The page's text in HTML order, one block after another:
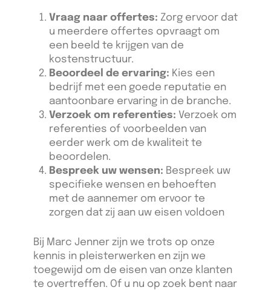
Vraag naar offertes: Zorg ervoor dat
u meerdere offertes opvraagt om
een beeld te krijgen van de
kostenstructuur.
Beoordeel de ervaring: Kies een
bedrijf met een goede reputatie en
aantoonbare ervaring in de branche.
Verzoek om referenties: Verzoek om
referenties of voorbeelden van
eerder werk om de kwaliteit te
beoordelen.
Bespreek uw wensen: Bespreek uw
specifieke wensen en behoeften
met de aannemer om ervoor te
zorgen dat zij aan uw eisen voldoen
Bij Marc Jenner zijn we trots op onze
kennis in pleisterwerken en zijn we
toegewijd om de eisen van onze klanten
te overtreffen. Of u nu op zoek bent naar